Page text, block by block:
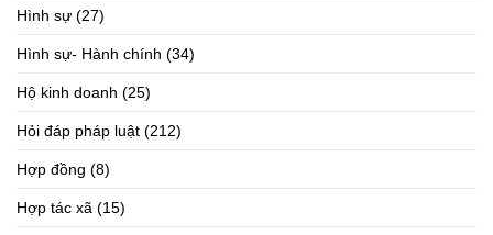
Hình sự (27)
Hình sự- Hành chính (34)
Hộ kinh doanh (25)
Hỏi đáp pháp luật (212)
Hợp đồng (8)
Hợp tác xã (15)